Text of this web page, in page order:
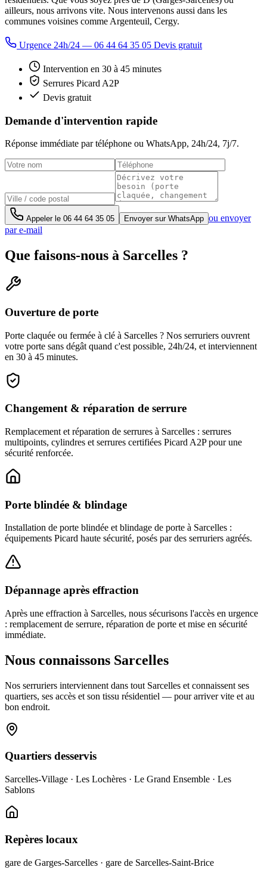
ailleurs, nous arrivons vite. Nous intervenons aussi dans les
communes voisines comme Argenteuil, Cergy.
Urgence 24h/24 — 06 44 64 35 05 Devis gratuit
Intervention en 30 à 45 minutes
Serrures Picard A2P
Devis gratuit
Demande d'intervention rapide
Réponse immédiate par téléphone ou WhatsApp, 24h/24, 7j/7.
Appeler le 06 44 64 35 05 Envoyer sur WhatsApp ou envoyer
par e-mail
Que faisons-nous à Sarcelles ?
Ouverture de porte
Porte claquée ou fermée à clé à Sarcelles ? Nos serruriers ouvrent
votre porte sans dégât quand c'est possible, 24h/24, et interviennent
en 30 à 45 minutes.
Changement & réparation de serrure
Remplacement et réparation de serrures à Sarcelles : serrures
multipoints, cylindres et serrures certifiées Picard A2P pour une
sécurité renforcée.
Porte blindée & blindage
Installation de porte blindée et blindage de porte à Sarcelles :
équipements Picard haute sécurité, posés par des serruriers agréés.
Dépannage après effraction
Après une effraction à Sarcelles, nous sécurisons l'accès en urgence
: remplacement de serrure, réparation de porte et mise en sécurité
immédiate.
Nous connaissons Sarcelles
Nos serruriers interviennent dans tout Sarcelles et connaissent ses
quartiers, ses accès et son tissu résidentiel — pour arriver vite et au
bon endroit.
Quartiers desservis
Sarcelles-Village · Les Lochères · Le Grand Ensemble · Les
Sablons
Repères locaux
gare de Garges-Sarcelles · gare de Sarcelles-Saint-Brice